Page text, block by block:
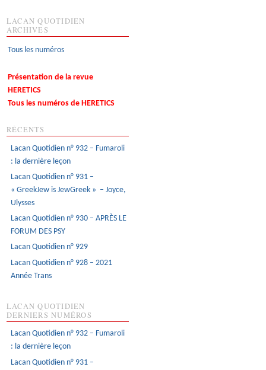
LACAN QUOTIDIEN
ARCHIVES
Tous les numéros
Présentation de la revue
HERETICS
Tous les numéros de HERETICS
RÉCENTS
Lacan Quotidien n° 932 – Fumaroli
: la dernière leçon
Lacan Quotidien n° 931 –
« GreekJew is JewGreek » – Joyce,
Ulysses
Lacan Quotidien n° 930 – APRÈS LE
FORUM DES PSY
Lacan Quotidien n° 929
Lacan Quotidien n° 928 – 2021
Année Trans
LACAN QUOTIDIEN
DERNIERS NUMÉROS
Lacan Quotidien n° 932 – Fumaroli
: la dernière leçon
Lacan Quotidien n° 931 –